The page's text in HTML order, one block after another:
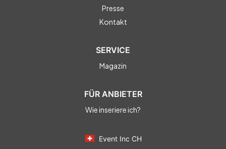
Presse
Kontakt
SERVICE
Magazin
FÜR ANBIETER
Wie inseriere ich?
Event Inc CH